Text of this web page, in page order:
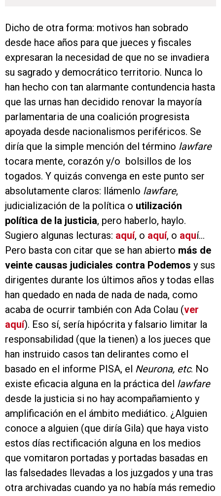
Dicho de otra forma: motivos han sobrado
desde hace años para que jueces y fiscales
expresaran la necesidad de que no se invadiera
su sagrado y democrático territorio. Nunca lo
han hecho con tan alarmante contundencia hasta
que las urnas han decidido renovar la mayoría
parlamentaria de una coalición progresista
apoyada desde nacionalismos periféricos. Se
diría que la simple mención del término lawfare
tocara mente, corazón y/o bolsillos de los
togados. Y quizás convenga en este punto ser
absolutamente claros: llámenlo lawfare,
judicialización de la política o utilización
política de la justicia, pero haberlo, haylo.
Sugiero algunas lecturas: aquí, o aquí, o aquí…
Pero basta con citar que se han abierto más de
veinte causas judiciales contra Podemos y sus
dirigentes durante los últimos años y todas ellas
han quedado en nada de nada de nada, como
acaba de ocurrir también con Ada Colau (ver
aquí). Eso sí, sería hipócrita y falsario limitar la
responsabilidad (que la tienen) a los jueces que
han instruido casos tan delirantes como el
basado en el informe PISA, el Neurona, etc. No
existe eficacia alguna en la práctica del lawfare
desde la justicia si no hay acompañamiento y
amplificación en el ámbito mediático. ¿Alguien
conoce a alguien (que diría Gila) que haya visto
estos días rectificación alguna en los medios
que vomitaron portadas y portadas basadas en
las falsedades llevadas a los juzgados y una tras
otra archivadas cuando ya no había más remedio